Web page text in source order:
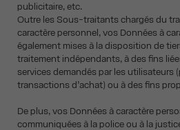
publicitaire, etc.
Outre les Sous-traitants chargés du
caractère personnel, vos Données à
également mises à la disposition de
traitement indépendants, à des fins
services demandés par les utilisateurs
transactions d’achat) ou à des fins
De plus, vos Données à caractère
communiquées à la police ou à la